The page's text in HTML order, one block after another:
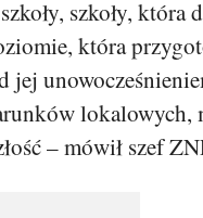
szkoły, która
która
jej
lokalowych,
– mówił szef